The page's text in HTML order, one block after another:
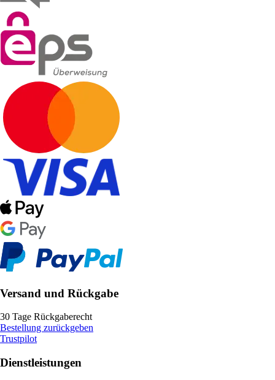
Versand und Rückgabe
30 Tage Rückgaberecht
Bestellung zurückgeben
Trustpilot
Dienstleistungen